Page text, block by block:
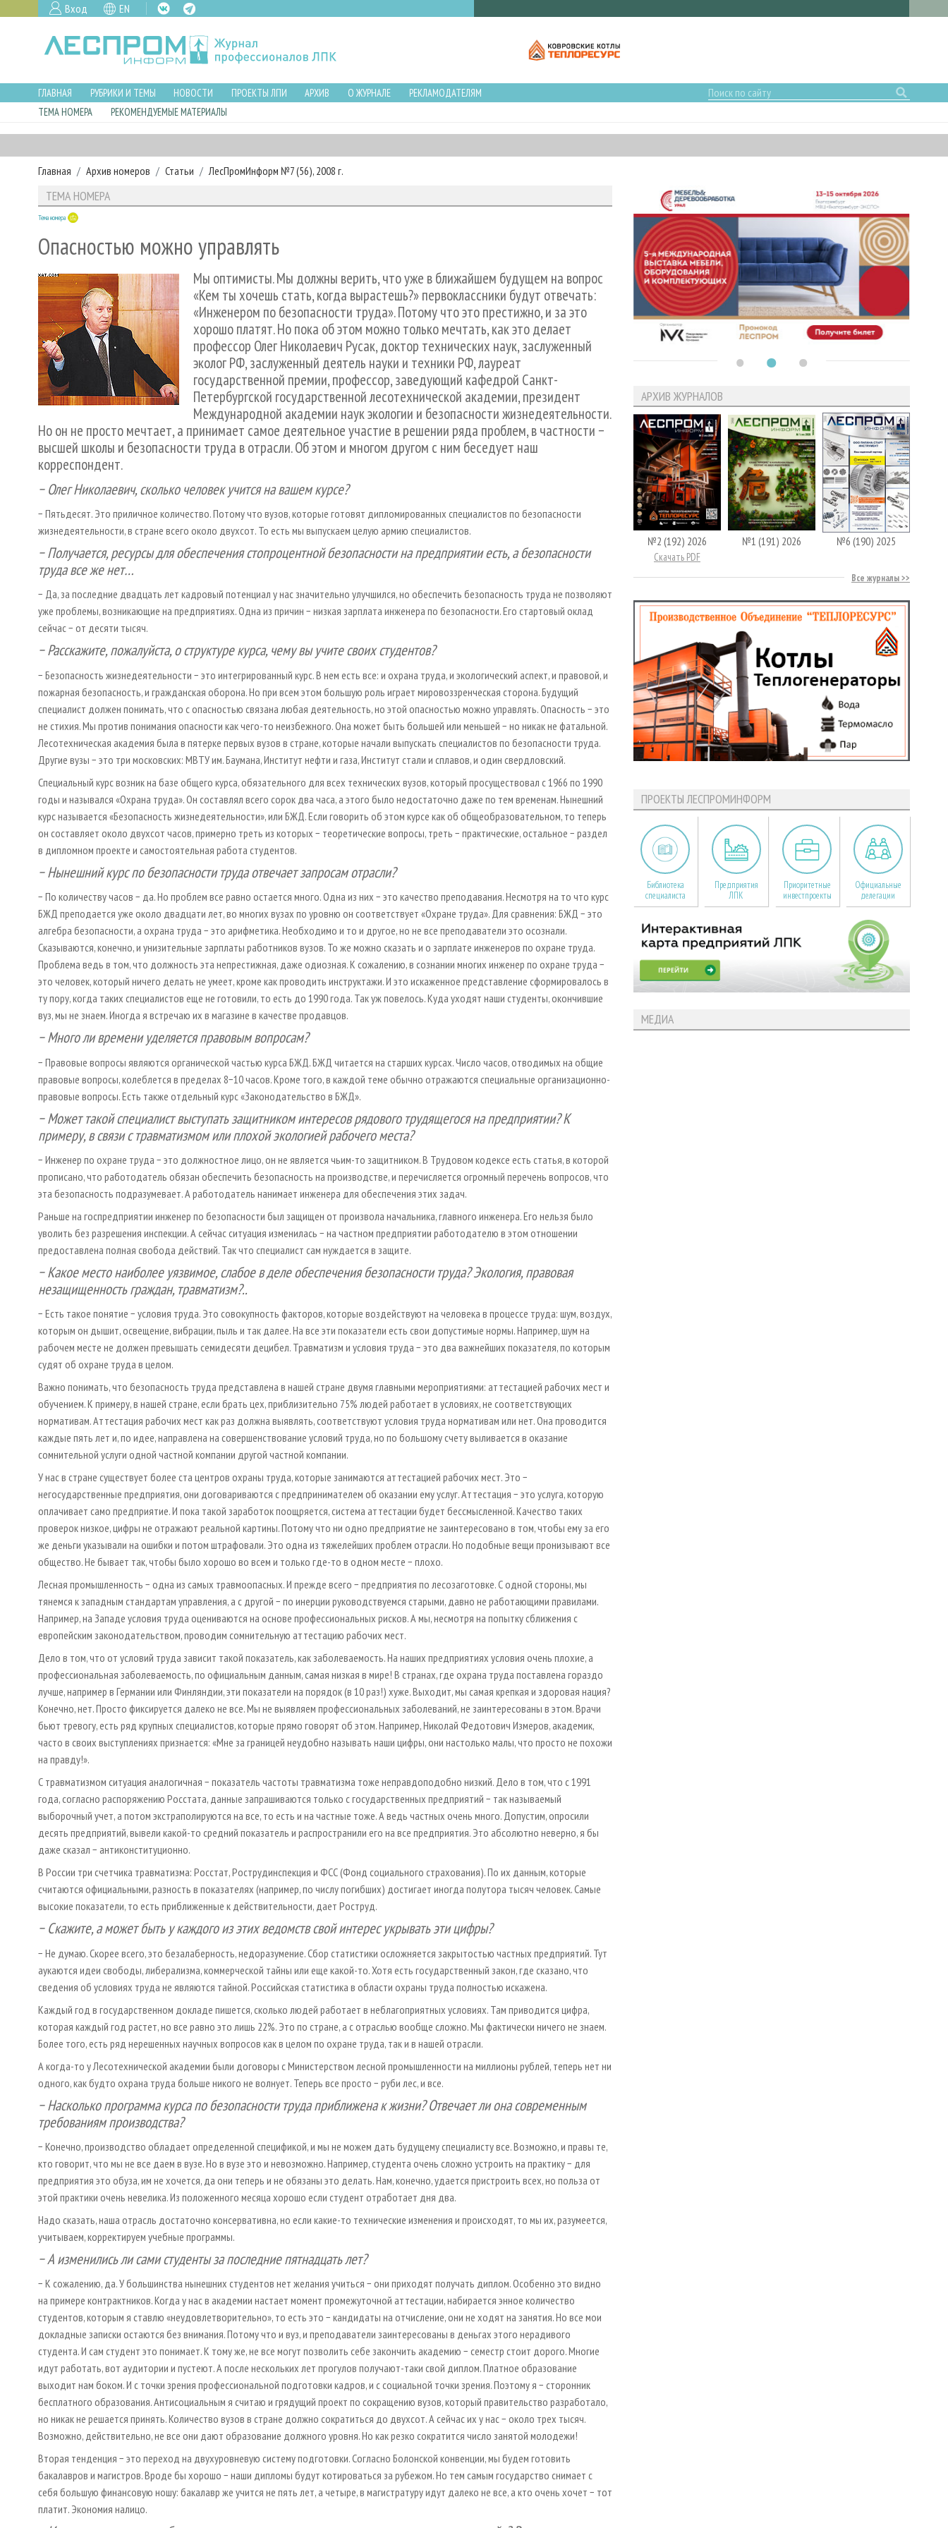
Вход EN
ГЛАВНАЯ РУБРИКИ И ТЕМЫ НОВОСТИ ПРОЕКТЫ ЛПИ АРХИВ О ЖУРНАЛЕ
РЕКЛАМОДАТЕЛЯМ
ТЕМА НОМЕРА
РЕКОМЕНДУЕМЫЕ МАТЕРИАЛЫ
Главная Архив номеров Статьи ЛесПромИнформ №7 (56), 2008 г.
ТЕМА НОМЕРА
Тема номера
Опасностью можно управлять
Мы оптимисты. Мы должны верить, что уже в ближайшем будущем на вопрос
«Кем ты хочешь стать, когда вырастешь?» первоклассники будут отвечать:
«Инженером по безопасности труда». Потому что это престижно, и за это
хорошо платят. Но пока об этом можно только мечтать, как это делает
профессор Олег Николаевич Русак, доктор технических наук, заслуженный
эколог РФ, заслуженный деятель науки и техники РФ, лауреат
государственной премии, профессор, заведующий кафедрой Санкт-
Петербургской государственной лесотехнической академии, президент
Международной академии наук экологии и безопасности жизнедеятельности.
Но он не просто мечтает, а принимает самое деятельное участие в решении ряда проблем, в частности −
высшей школы и безопасности труда в отрасли. Об этом и многом другом с ним беседует наш
корреспондент.
− Олег Николаевич, сколько человек учится на вашем курсе?
− Пятьдесят. Это приличное количество. Потому что вузов, которые готовят дипломированных специалистов по безопасности
жизнедеятельности, в стране всего около двухсот. То есть мы выпускаем целую армию специалистов.
− Получается, ресурсы для обеспечения стопроцентной безопасности на предприятии есть, а безопасности
труда все же нет…
− Да, за последние двадцать лет кадровый потенциал у нас значительно улучшился, но обеспечить безопасность труда не позволяют
уже проблемы, возникающие на предприятиях. Одна из причин − низкая зарплата инженера по безопасности. Его стартовый оклад
сейчас − от десяти тысяч.
− Расскажите, пожалуйста, о структуре курса, чему вы учите своих студентов?
− Безопасность жизнедеятельности − это интегрированный курс. В нем есть все: и охрана труда, и экологический аспект, и правовой, и
пожарная безопасность, и гражданская оборона. Но при всем этом большую роль играет мировоззренческая сторона. Будущий
специалист должен понимать, что с опасностью связана любая деятельность, но этой опасностью можно управлять. Опасность − это
не стихия. Мы против понимания опасности как чего-то неизбежного. Она может быть большей или меньшей − но никак не фатальной.
Лесотехническая академия была в пятерке первых вузов в стране, которые начали выпускать специалистов по безопасности труда.
Другие вузы − это три московских: МВТУ им. Баумана, Институт нефти и газа, Институт стали и сплавов, и один свердловский.
Специальный курс возник на базе общего курса, обязательного для всех технических вузов, который просуществовал с 1966 по 1990
годы и назывался «Охрана труда». Он составлял всего сорок два часа, а этого было недостаточно даже по тем временам. Нынешний
курс называется «Безопасность жизнедеятельности», или БЖД. Если говорить об этом курсе как об общеобразовательном, то теперь
он составляет около двухсот часов, примерно треть из которых − теоретические вопросы, треть − практические, остальное − раздел
в дипломном проекте и самостоятельная работа студентов.
− Нынешний курс по безопасности труда отвечает запросам отрасли?
− По количеству часов − да. Но проблем все равно остается много. Одна из них − это качество преподавания. Несмотря на то что курс
БЖД преподается уже около двадцати лет, во многих вузах по уровню он соответствует «Охране труда». Для сравнения: БЖД − это
алгебра безопасности, а охрана труда − это арифметика. Необходимо и то и другое, но не все преподаватели это осознали.
Сказываются, конечно, и унизительные зарплаты работников вузов. То же можно сказать и о зарплате инженеров по охране труда.
Проблема ведь в том, что должность эта непрестижная, даже одиозная. К сожалению, в сознании многих инженер по охране труда −
это человек, который ничего делать не умеет, кроме как проводить инструктажи. И это искаженное представление сформировалось в
ту пору, когда таких специалистов еще не готовили, то есть до 1990 года. Так уж повелось. Куда уходят наши студенты, окончившие
вуз, мы не знаем. Иногда я встречаю их в магазине в качестве продавцов.
− Много ли времени уделяется правовым вопросам?
− Правовые вопросы являются органической частью курса БЖД. БЖД читается на старших курсах. Число часов, отводимых на общие
правовые вопросы, колеблется в пределах 8−10 часов. Кроме того, в каждой теме обычно отражаются специальные организационно-
правовые вопросы. Есть также отдельный курс «Законодательство в БЖД».
− Может такой специалист выступать защитником интересов рядового трудящегося на предприятии? К
примеру, в связи с травматизмом или плохой экологией рабочего места?
− Инженер по охране труда − это должностное лицо, он не является чьим-то защитником. В Трудовом кодексе есть статья, в которой
прописано, что работодатель обязан обеспечить безопасность на производстве, и перечисляется огромный перечень вопросов, что
эта безопасность подразумевает. А работодатель нанимает инженера для обеспечения этих задач.
Раньше на госпредприятии инженер по безопасности был защищен от произвола начальника, главного инженера. Его нельзя было
уволить без разрешения инспекции. А сейчас ситуация изменилась − на частном предприятии работодателю в этом отношении
предоставлена полная свобода действий. Так что специалист сам нуждается в защите.
− Какое место наиболее уязвимое, слабое в деле обеспечения безопасности труда? Экология, правовая
незащищенность граждан, травматизм?..
− Есть такое понятие − условия труда. Это совокупность факторов, которые воздействуют на человека в процессе труда: шум, воздух,
которым он дышит, освещение, вибрации, пыль и так далее. На все эти показатели есть свои допустимые нормы. Например, шум на
рабочем месте не должен превышать семидесяти децибел. Травматизм и условия труда − это два важнейших показателя, по которым
судят об охране труда в целом.
Важно понимать, что безопасность труда представлена в нашей стране двумя главными мероприятиями: аттестацией рабочих мест и
обучением. К примеру, в нашей стране, если брать цех, приблизительно 75% людей работает в условиях, не соответствующих
нормативам. Аттестация рабочих мест как раз должна выявлять, соответствуют условия труда нормативам или нет. Она проводится
каждые пять лет и, по идее, направлена на совершенствование условий труда, но по большому счету выливается в оказание
сомнительной услуги одной частной компании другой частной компании.
У нас в стране существует более ста центров охраны труда, которые занимаются аттестацией рабочих мест. Это −
негосударственные предприятия, они договариваются с предпринимателем об оказании ему услуг. Аттестация − это услуга, которую
оплачивает само предприятие. И пока такой заработок поощряется, система аттестации будет бессмысленной. Качество таких
проверок низкое, цифры не отражают реальной картины. Потому что ни одно предприятие не заинтересовано в том, чтобы ему за его
же деньги указывали на ошибки и потом штрафовали. Это одна из тяжелейших проблем отрасли. Но подобные вещи пронизывают все
общество. Не бывает так, чтобы было хорошо во всем и только где-то в одном месте − плохо.
Лесная промышленность − одна из самых травмоопасных. И прежде всего − предприятия по лесозаготовке. С одной стороны, мы
тянемся к западным стандартам управления, а с другой − по инерции руководствуемся старыми, давно не работающими правилами.
Например, на Западе условия труда оцениваются на основе профессиональных рисков. А мы, несмотря на попытку сближения с
европейским законодательством, проводим сомнительную аттестацию рабочих мест.
Дело в том, что от условий труда зависит такой показатель, как заболеваемость. На наших предприятиях условия очень плохие, а
профессиональная заболеваемость, по официальным данным, самая низкая в мире! В странах, где охрана труда поставлена гораздо
лучше, например в Германии или Финляндии, эти показатели на порядок (в 10 раз!) хуже. Выходит, мы самая крепкая и здоровая нация?
Конечно, нет. Просто фиксируется далеко не все. Мы не выявляем профессиональных заболеваний, не заинтересованы в этом. Врачи
бьют тревогу, есть ряд крупных специалистов, которые прямо говорят об этом. Например, Николай Федотович Измеров, академик,
часто в своих выступлениях признается: «Мне за границей неудобно называть наши цифры, они настолько малы, что просто не похожи
на правду!».
С травматизмом ситуация аналогичная − показатель частоты травматизма тоже неправдоподобно низкий. Дело в том, что с 1991
года, согласно распоряжению Росстата, данные запрашиваются только с государственных предприятий − так называемый
выборочный учет, а потом экстраполируются на все, то есть и на частные тоже. А ведь частных очень много. Допустим, опросили
десять предприятий, вывели какой-то средний показатель и распространили его на все предприятия. Это абсолютно неверно, я бы
даже сказал − антиконституционно.
В России три счетчика травматизма: Росстат, Рострудинспекция и ФСС (Фонд социального страхования). По их данным, которые
считаются официальными, разность в показателях (например, по числу погибших) достигает иногда полутора тысяч человек. Самые
высокие показатели, то есть приближенные к действительности, дает Роструд.
− Скажите, а может быть у каждого из этих ведомств свой интерес укрывать эти цифры?
− Не думаю. Скорее всего, это безалаберность, недоразумение. Сбор статистики осложняется закрытостью частных предприятий. Тут
аукаются идеи свободы, либерализма, коммерческой тайны или еще какой-то. Хотя есть государственный закон, где сказано, что
сведения об условиях труда не являются тайной. Российская статистика в области охраны труда полностью искажена.
Каждый год в государственном докладе пишется, сколько людей работает в неблагоприятных условиях. Там приводится цифра,
которая каждый год растет, но все равно это лишь 22%. Это по стране, а с отраслью вообще сложно. Мы фактически ничего не знаем.
Более того, есть ряд нерешенных научных вопросов как в целом по охране труда, так и в нашей отрасли.
А когда-то у Лесотехнической академии были договоры с Министерством лесной промышленности на миллионы рублей, теперь нет ни
одного, как будто охрана труда больше никого не волнует. Теперь все просто − руби лес, и все.
− Насколько программа курса по безопасности труда приближена к жизни? Отвечает ли она современным
требованиям производства?
− Конечно, производство обладает определенной спецификой, и мы не можем дать будущему специалисту все. Возможно, и правы те,
кто говорит, что мы не все даем в вузе. Но в вузе это и невозможно. Например, студента очень сложно устроить на практику − для
предприятия это обуза, им не хочется, да они теперь и не обязаны это делать. Нам, конечно, удается пристроить всех, но польза от
этой практики очень невелика. Из положенного месяца хорошо если студент отработает дня два.
Надо сказать, наша отрасль достаточно консервативна, но если какие-то технические изменения и происходят, то мы их, разумеется,
учитываем, корректируем учебные программы.
− А изменились ли сами студенты за последние пятнадцать лет?
− К сожалению, да. У большинства нынешних студентов нет желания учиться − они приходят получать диплом. Особенно это видно
на примере контрактников. Когда у нас в академии настает момент промежуточной аттестации, набирается энное количество
студентов, которым я ставлю «неудовлетворительно», то есть это − кандидаты на отчисление, они не ходят на занятия. Но все мои
докладные записки остаются без внимания. Потому что и вуз, и преподаватели заинтересованы в деньгах этого нерадивого
студента. И сам студент это понимает. К тому же, не все могут позволить себе закончить академию − семестр стоит дорого. Многие
идут работать, вот аудитории и пустеют. А после нескольких лет прогулов получают-таки свой диплом. Платное образование
выходит нам боком. И с точки зрения профессиональной подготовки кадров, и с социальной точки зрения. Поэтому я − сторонник
бесплатного образования. Антисоциальным я считаю и грядущий проект по сокращению вузов, который правительство разработало,
но никак не решается принять. Количество вузов в стране должно сократиться до двухсот. А сейчас их у нас − около трех тысяч.
Возможно, действительно, не все они дают образование должного уровня. Но как резко сократится число занятой молодежи!
Вторая тенденция − это переход на двухуровневую систему подготовки. Согласно Болонской конвенции, мы будем готовить
бакалавров и магистров. Вроде бы хорошо − наши дипломы будут котироваться за рубежом. Но тем самым государство снимает с
себя большую финансовую ношу: бакалавр же учится не пять лет, а четыре, в магистратуру идут далеко не все, а кто очень хочет − тот
платит. Экономия налицо.
АРХИВ ЖУРНАЛОВ
№2 (192) 2026
Скачать PDF
№1 (191) 2026 №6 (190) 2025
Все журналы
ПРОЕКТЫ ЛЕСПРОМИНФОРМ
Библиотека
специалиста
Предприятия
ЛПК
Приоритетные
инвестпроекты
Официальные
делегации
МЕДИА